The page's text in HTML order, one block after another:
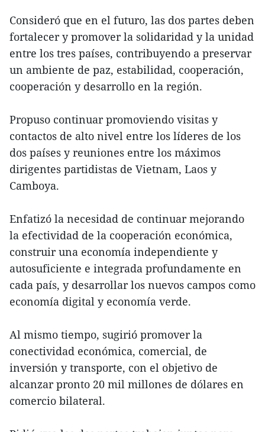
Consideró que en el futuro, las dos partes deben
fortalecer y promover la solidaridad y la unidad
entre los tres países, contribuyendo a preservar
un ambiente de paz, estabilidad, cooperación,
cooperación y desarrollo en la región.
Propuso continuar promoviendo visitas y
contactos de alto nivel entre los líderes de los
dos países y reuniones entre los máximos
dirigentes partidistas de Vietnam, Laos y
Camboya.
Enfatizó la necesidad de continuar mejorando
la efectividad de la cooperación económica,
construir una economía independiente y
autosuficiente e integrada profundamente en
cada país, y desarrollar los nuevos campos como
economía digital y economía verde.
Al mismo tiempo, sugirió promover la
conectividad económica, comercial, de
inversión y transporte, con el objetivo de
alcanzar pronto 20 mil millones de dólares en
comercio bilateral.